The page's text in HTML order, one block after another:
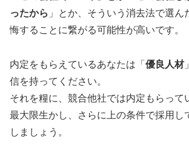
ったから 」とか、そういう消去法で選ん
悔することに繋がる可能性が高いです。
内定をもらえているあなたは「 優良人材
信を持ってください。
それを糧に、競合他社では内定もらって
最大限生かし、さらに上の条件で採用し
しましょう。